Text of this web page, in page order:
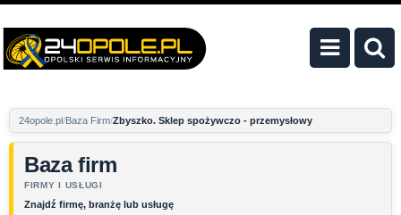
24opole.pl Baza Firm Zbyszko. Sklep spożywczo - przemysłowy
Baza firm
FIRMY I USŁUGI
Znajdź firmę, branżę lub usługę